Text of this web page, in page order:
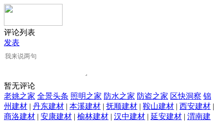
评论列表
发表
暂无评论
老姚之家 全景头条 照明之家 防水之家 防盗之家 区快洞察 锦
州建材 | 丹东建材 | 本溪建材 | 抚顺建材 | 鞍山建材 | 西安建材 |
商洛建材 | 安康建材 | 榆林建材 | 汉中建材 | 延安建材 | 渭南建